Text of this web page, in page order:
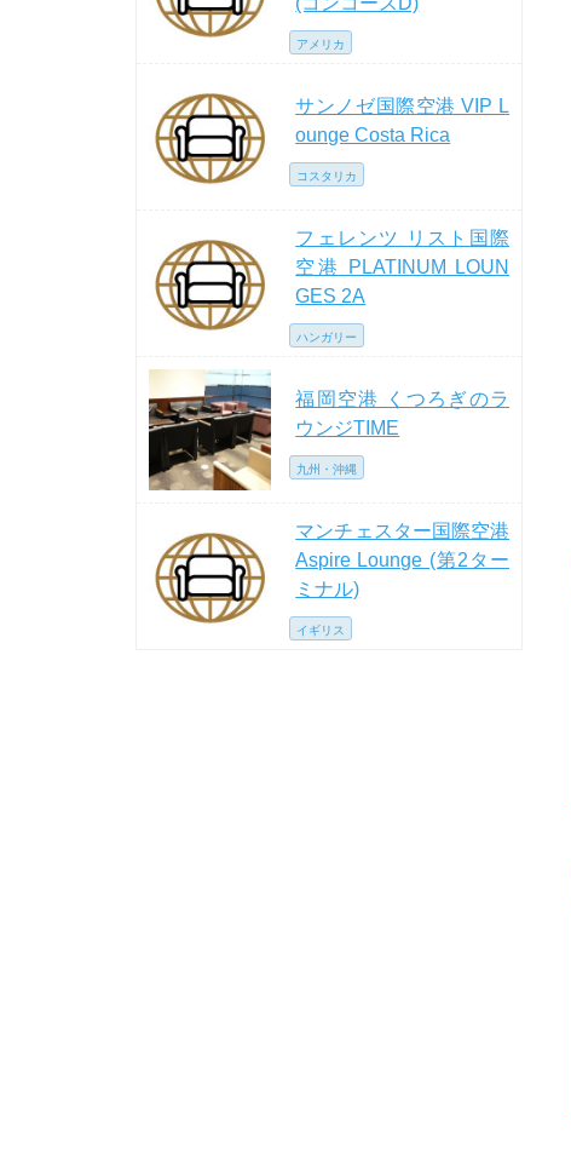
アメリカ
サンノゼ国際空港 VIP L
ounge Costa Rica
コスタリカ
フェレンツ リスト国際
空港 PLATINUM LOUN
GES 2A
ハンガリー
福岡空港 くつろぎのラ
ウンジTIME
九州・沖縄
マンチェスター国際空港
Aspire Lounge (第2ター
ミナル)
イギリス